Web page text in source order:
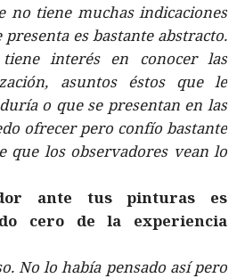
no tiene muchas indicaciones
es bastante abstracto.
interés en conocer las
asuntos éstos que le
o que se presentan en las
ofrecer pero confío bastante
que los observadores vean lo
ante tus pinturas es
cero de la experiencia
No lo había pensado así pero